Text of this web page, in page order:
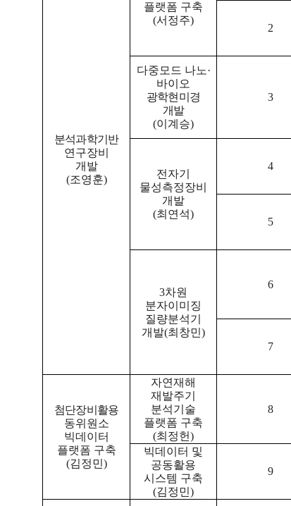
분석과학기반
연구장비
개발
(조영훈)
플랫폼 구축
(서정주)
2
다중모드 나노·
바이오
광학현미경
개발
(이계승)
3
전자기
물성측정장비
개발
(최연석)
4
5
3차원
분자이미징
질량분석기
개발(최창민)
6
7
첨단장비활용
동위원소
빅데이터
플랫폼 구축
(김정민)
자연재해
재발주기
분석기술
플랫폼 구축
(최정헌)
8
빅데이터 및
공동활용
시스템 구축
(김정민)
9